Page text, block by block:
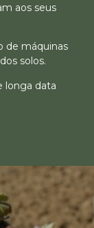
aos seus
de máquinas
solos.
longa data